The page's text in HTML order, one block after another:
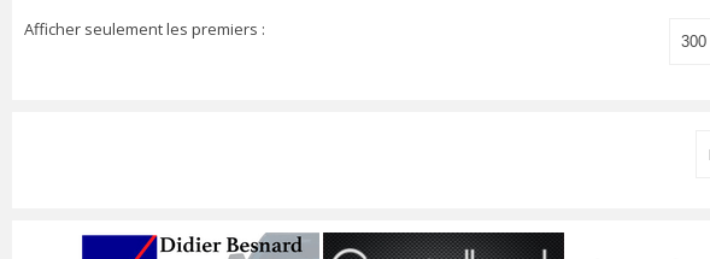
Afficher seulement les premiers :